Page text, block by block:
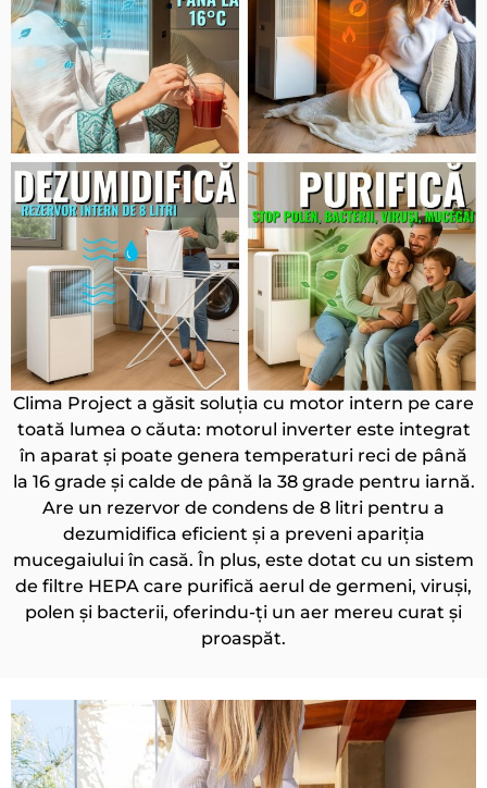
Clima Project a găsit soluția cu motor intern pe care
toată lumea o căuta: motorul inverter este integrat
în aparat și poate genera temperaturi reci de până
la 16 grade și calde de până la 38 grade pentru iarnă.
Are un rezervor de condens de 8 litri pentru a
dezumidifica eficient și a preveni apariția
mucegaiului în casă. În plus, este dotat cu un sistem
de filtre HEPA care purifică aerul de germeni, viruși,
polen și bacterii, oferindu-ți un aer mereu curat și
proaspăt.